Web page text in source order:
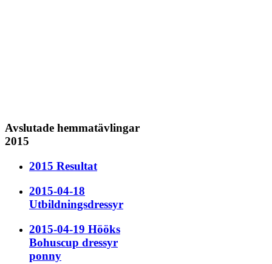
Avslutade hemmatävlingar
2015
2015 Resultat
2015-04-18
Utbildningsdressyr
2015-04-19 Hööks
Bohuscup dressyr
ponny